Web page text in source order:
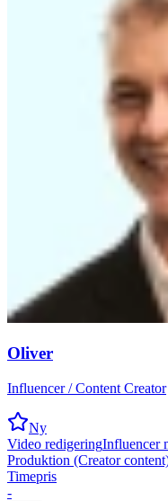
Oliver
Influencer / Content Creator
Ny
Video redigeringInfluencer
Produktion (Creator
Timepris
-